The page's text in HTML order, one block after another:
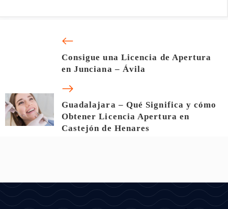
Consigue una Licencia de Apertura
en Junciana – Ávila
Guadalajara – Qué Significa y cómo
Obtener Licencia Apertura en
Castejón de Henares